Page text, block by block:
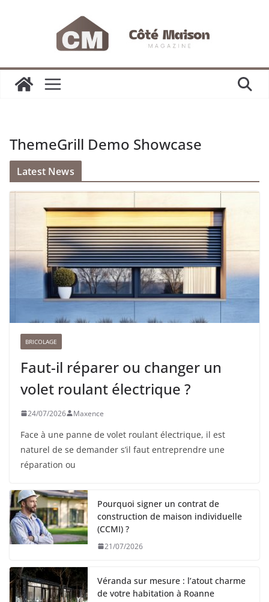
ThemeGrill Demo Showcase
Latest News
BRICOLAGE
Faut-il réparer ou changer un
volet roulant électrique ?
24/07/2026 Maxence
Face à une panne de volet roulant électrique, il est
naturel de se demander s’il faut entreprendre une
réparation ou
Pourquoi signer un contrat de
construction de maison individuelle
(CCMI) ?
21/07/2026
Véranda sur mesure : l’atout charme
de votre habitation à Roanne